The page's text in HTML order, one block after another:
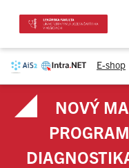
E-shop
NOVÝ